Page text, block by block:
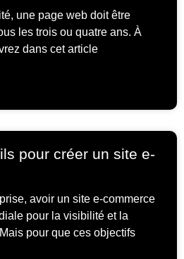
une page web doit être
les trois ou quatre ans. À
dans cet article
pour créer un site e-
avoir un site e-commerce
pour la visibilité et la
pour que ces objectifs